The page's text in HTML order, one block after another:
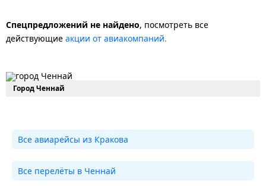
Спецпредложений не найдено, посмотреть все
действующие акции от авиакомпаний.
Город Ченнай
Все авиарейсы из Кракова
Все перелёты в Ченнай